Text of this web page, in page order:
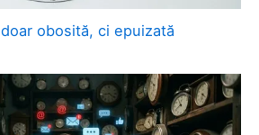
obosită, ci epuizată